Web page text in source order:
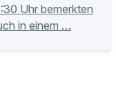
Uhr bemerkten
in einem …